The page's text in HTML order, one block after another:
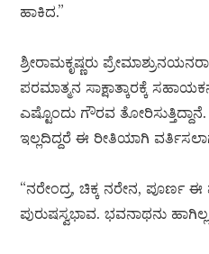
ಹಾಕಿದ.”
ಶ್ರೀರಾಮಕೃಷ್ಣರು
ಪರಮಾತ್ಮನ ಸಾಕ್ಷಾತ್ಕಾರಕ್ಕೆ
ಎಷ್ಟೊಂದು ಗೌರವ
ಇಲ್ಲದಿದ್ದರೆ ಈ ರೀತಿಯಾಗಿ
“ನರೇಂದ್ರ, ಚಿಕ್ಕ ನರೇನ,
ಪುರುಷಸ್ವಭಾವ. ಭವನಾಥನು